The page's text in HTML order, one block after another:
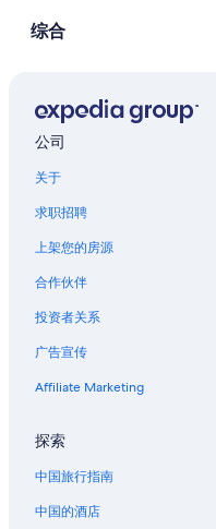
综合
公司
关于
求职招聘
上架您的房源
合作伙伴
投资者关系
广告宣传
Affiliate Marketing
探索
中国旅行指南
中国的酒店